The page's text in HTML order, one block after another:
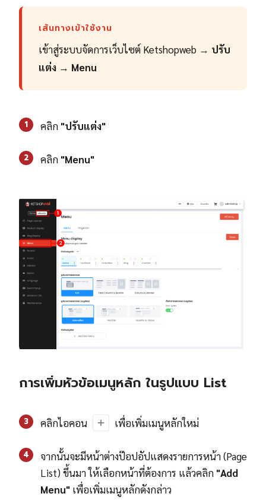
เส้นทางเข้าใช้งาน
เข้าสู่ระบบจัดการเว็บไซต์ Ketshopweb → ปรับ
แต่ง → Menu
1 คลิก "ปรับแต่ง"
2 คลิก "Menu"
การเพิ่มหัวข้อเมนูหลัก ในรูปแบบ List
3 คลิกไอคอน เพื่อเพิ่มเมนูหลักใหม่
4
จากนั้นจะมีหน้าต่างป๊อปอัปแสดงรายการหน้า (Page
List) ขึ้นมา ให้เลือกหน้าที่ต้องการ แล้วคลิก "Add
Menu" เพื่อเพิ่มเมนูหลักดังกล่าว